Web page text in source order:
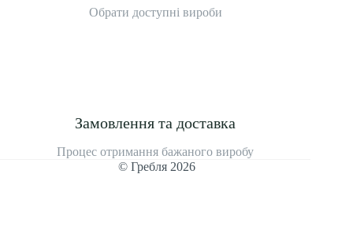
Обрати доступні вироби
Замовлення та доставка
Процес отримання бажаного виробу
© Гребля 2026